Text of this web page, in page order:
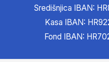
Središnjica IBAN:
Kasa IBAN:
Fond IBAN: